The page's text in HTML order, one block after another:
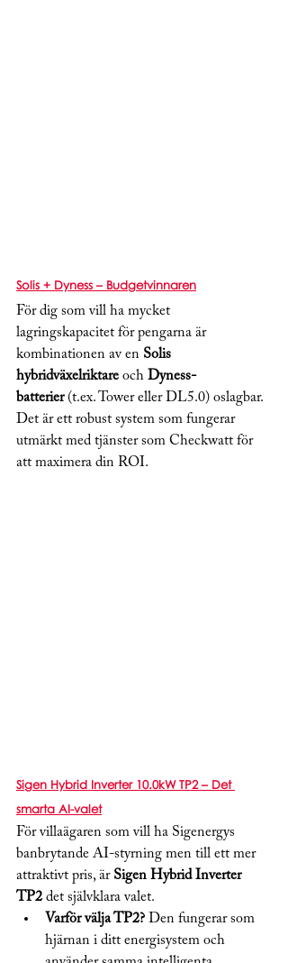
Solis + Dyness – Budgetvinnaren
För dig som vill ha mycket
lagringskapacitet för pengarna är
kombinationen av en Solis
hybridväxelriktare och Dyness-
batterier (t.ex. Tower eller DL5.0) oslagbar.
Det är ett robust system som fungerar
utmärkt med tjänster som Checkwatt för
att maximera din ROI.
Sigen Hybrid Inverter 10.0kW TP2 – Det
smarta AI-valet
För villaägaren som vill ha Sigenergys
banbrytande AI-styrning men till ett mer
attraktivt pris, är Sigen Hybrid Inverter
TP2 det självklara valet.
Varför välja TP2? Den fungerar som
hjärnan i ditt energisystem och